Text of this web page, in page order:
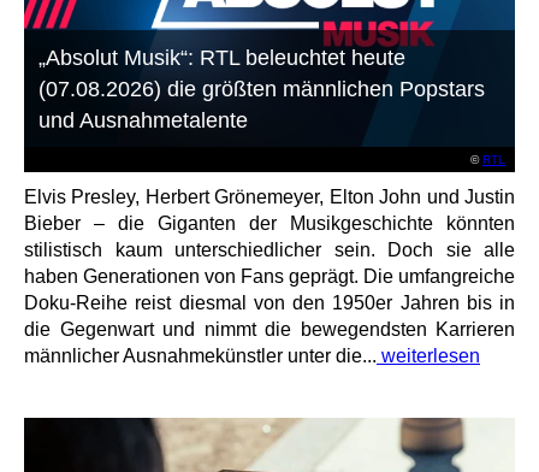
©RTL
„Absolut Musik“: RTL beleuchtet heute
(07.08.2026) die größten männlichen Popstars
und Ausnahmetalente
Elvis Presley, Herbert Grönemeyer, Elton John und Justin
Bieber – die Giganten der Musikgeschichte könnten
stilistisch kaum unterschiedlicher sein. Doch sie alle
haben Generationen von Fans geprägt. Die umfangreiche
Doku-Reihe reist diesmal von den 1950er Jahren bis in
die Gegenwart und nimmt die bewegendsten Karrieren
männlicher Ausnahmekünstler unter die... weiterlesen